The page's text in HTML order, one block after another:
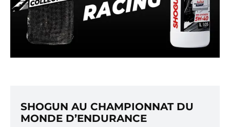
SHOGUN AU CHAMPIONNAT DU
MONDE D’ENDURANCE